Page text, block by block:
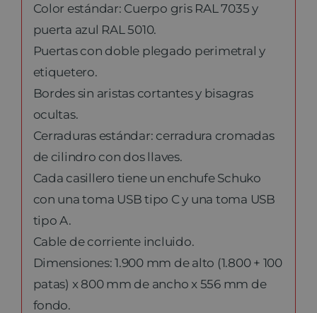
Color estándar: Cuerpo gris RAL 7035 y
puerta azul RAL 5010.
Puertas con doble plegado perimetral y
etiquetero.
Bordes sin aristas cortantes y bisagras
ocultas.
Cerraduras estándar: cerradura cromadas
de cilindro con dos llaves.
Cada casillero tiene un enchufe Schuko
con una toma USB tipo C y una toma USB
tipo A.
Cable de corriente incluido.
Dimensiones: 1.900 mm de alto (1.800 + 100
patas) x 800 mm de ancho x 556 mm de
fondo.